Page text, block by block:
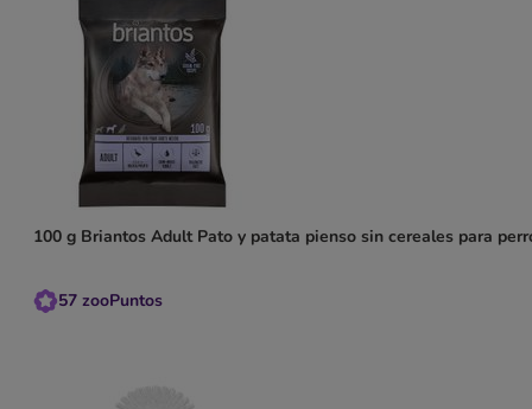
100 g Briantos Adult Pato y patata pienso sin cereales para
57 zooPuntos